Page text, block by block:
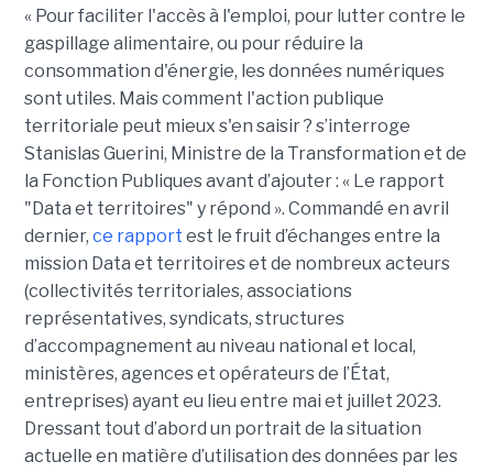
« Pour faciliter l'accès à l'emploi, pour lutter contre le
gaspillage alimentaire, ou pour réduire la
consommation d'énergie, les données numériques
sont utiles. Mais comment l'action publique
territoriale peut mieux s'en saisir ? s’interroge
Stanislas Guerini, Ministre de la Transformation et de
la Fonction Publiques avant d’ajouter : « Le rapport
"Data et territoires" y répond ». Commandé en avril
dernier, ce rapport est le fruit d’échanges entre la
mission Data et territoires et de nombreux acteurs
(collectivités territoriales, associations
représentatives, syndicats, structures
d’accompagnement au niveau national et local,
ministères, agences et opérateurs de l’État,
entreprises) ayant eu lieu entre mai et juillet 2023.
Dressant tout d’abord un portrait de la situation
actuelle en matière d’utilisation des données par les